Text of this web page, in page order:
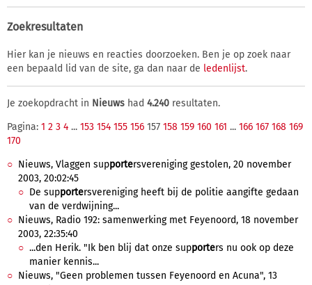
Zoekresultaten
Hier kan je nieuws en reacties doorzoeken. Ben je op zoek naar
een bepaald lid van de site, ga dan naar de ledenlijst.
Je zoekopdracht in Nieuws had 4.240 resultaten.
Pagina: 1 2 3 4 ... 153 154 155 156 157 158 159 160 161 ... 166 167 168 169
170
Nieuws, Vlaggen supportersvereniging gestolen, 20 november
2003, 20:02:45
De supportersvereniging heeft bij de politie aangifte gedaan
van de verdwijning...
Nieuws, Radio 192: samenwerking met Feyenoord, 18 november
2003, 22:35:40
...den Herik. "Ik ben blij dat onze supporters nu ook op deze
manier kennis...
Nieuws, "Geen problemen tussen Feyenoord en Acuna", 13